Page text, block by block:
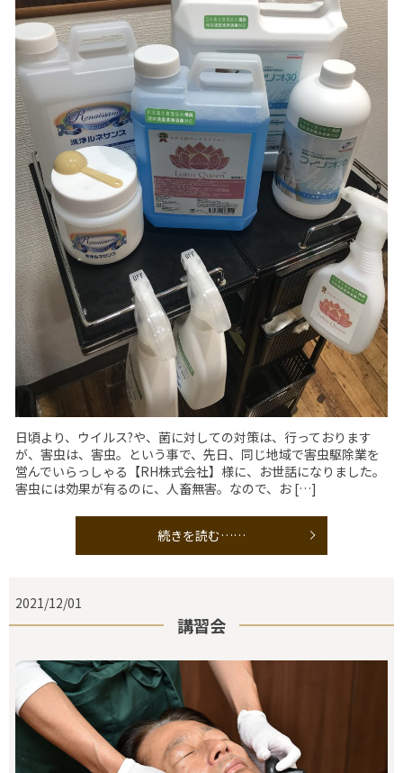
日頃より、ウイルス?や、菌に対しての対策は、行っております
が、害虫は、害虫。という事で、先日、同じ地域で害虫駆除業を
営んでいらっしゃる【RH株式会社】様に、お世話になりました。
害虫には効果が有るのに、人畜無害。なので、お […]
続きを読む……
2021/12/01
講習会